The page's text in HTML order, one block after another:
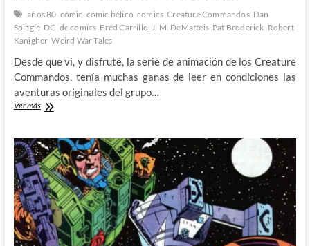
años 80 cómic cómic bélico comics Creature Commandos Dan
Spiegle DC dc comics Fred Carrillo J. M. DeMatteis Pat Broderick Robert
Kanigher Weird War Tales
Desde que vi, y disfruté, la serie de animación de los Creature
Commandos, tenía muchas ganas de leer en condiciones las
aventuras originales del grupo…
Ver másDescubriendo
originales
Creature
Commandos